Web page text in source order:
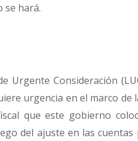
se hará.
Urgente Consideración
urgencia en el marco de
que este gobierno
del ajuste en las cuentas